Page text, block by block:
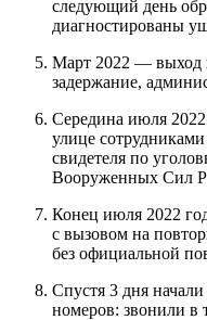
следующий день
диагностированы
Март 2022 — выход
задержание,
Середина июля
улице
свидетеля по
Вооруженных Сил
Конец июля 2022
с вызовом на
без официальной
Спустя 3 дня
номеров: звонили в